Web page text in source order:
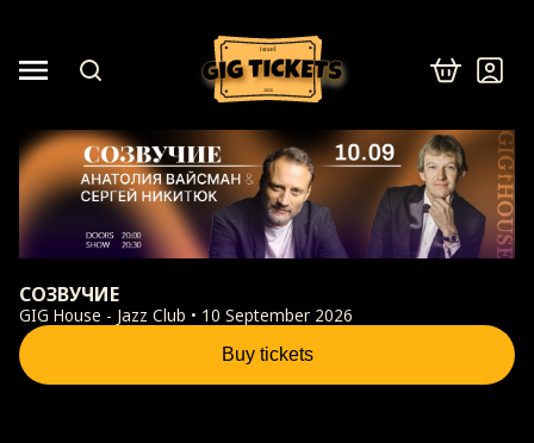
israel
2026
СОЗВУЧИЕ
GIG House - Jazz Club • 10 September 2026
Buy tickets